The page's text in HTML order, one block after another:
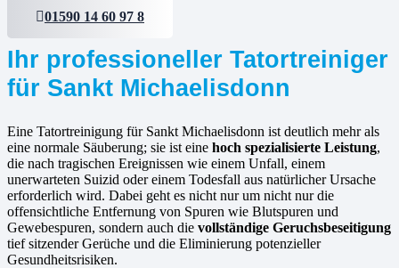
01590 14 60 97 8
Ihr professioneller Tatortreiniger
für Sankt Michaelisdonn
Eine Tatortreinigung für Sankt Michaelisdonn ist deutlich mehr als
eine normale Säuberung; sie ist eine hoch spezialisierte Leistung,
die nach tragischen Ereignissen wie einem Unfall, einem
unerwarteten Suizid oder einem Todesfall aus natürlicher Ursache
erforderlich wird. Dabei geht es nicht nur um nicht nur die
offensichtliche Entfernung von Spuren wie Blutspuren und
Gewebespuren, sondern auch die vollständige Geruchsbeseitigung
tief sitzender Gerüche und die Eliminierung potenzieller
Gesundheitsrisiken.